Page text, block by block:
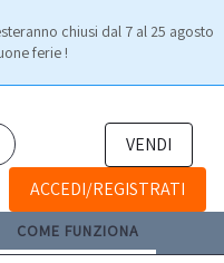
chiusi dal 7 al 25 agosto
ferie !
VENDI
ACCEDI/REGISTRATI
COME FUNZIONA